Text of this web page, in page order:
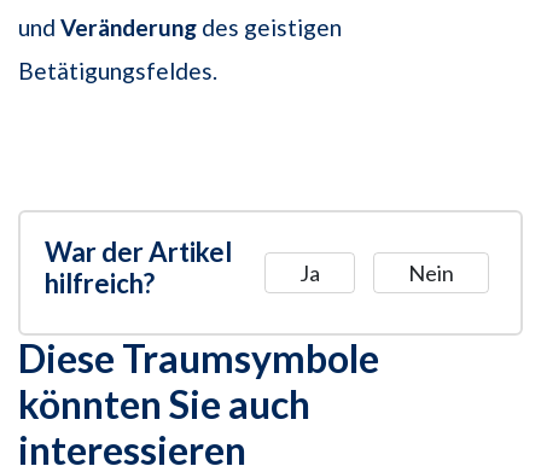
und Veränderung des geistigen
Betätigungsfeldes.
War der Artikel
hilfreich?
Ja Nein
Diese Traumsymbole
könnten Sie auch
interessieren